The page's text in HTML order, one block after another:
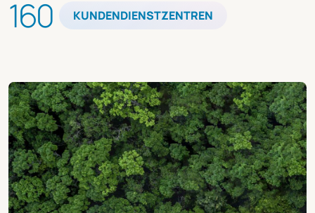
160 KUNDENDIENSTZENTREN